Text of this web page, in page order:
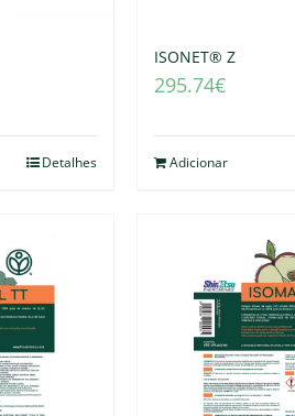
Detalhes
ISONET® Z
295.74€
Adicionar